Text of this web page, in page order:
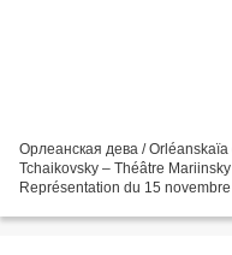
Орлеанская дева /
Tchaikovsky – Théâtre
Représentation du 15